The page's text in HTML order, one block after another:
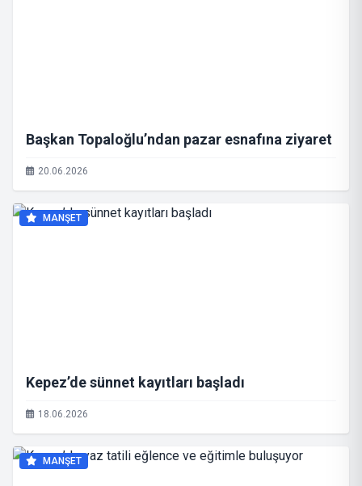
Başkan Topaloğlu’ndan pazar esnafına ziyaret
20.06.2026
MANŞET
Kepez’de sünnet kayıtları başladı
18.06.2026
MANŞET